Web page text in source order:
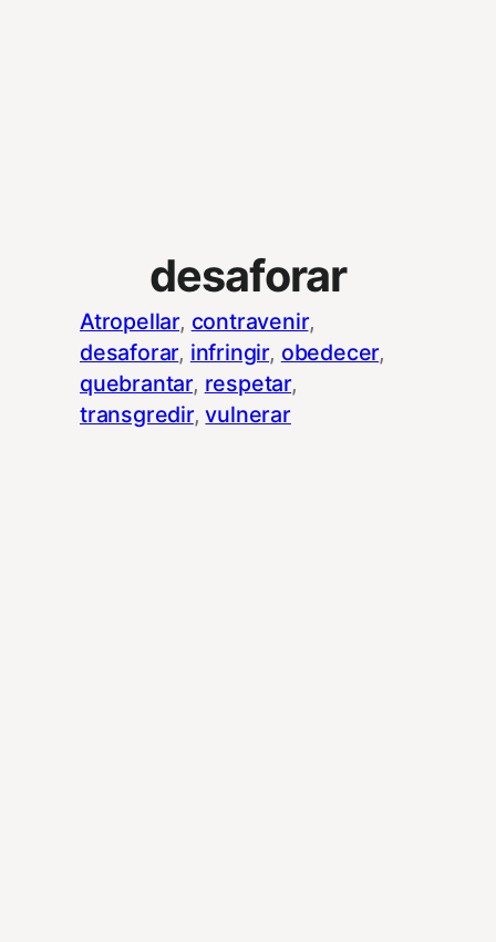
desaforar
Atropellar, contravenir
desaforar, infringir, obedecer
quebrantar, respetar
transgredir, vulnerar